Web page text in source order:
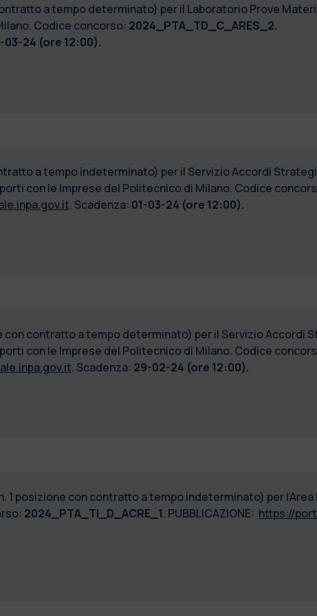
a tempo determinato) per il Laboratorio Prove
Codice concorso: 2024_PTA_TD_C_ARES_2.
03-24 (ore 12:00).
a tempo indeterminato) per il Servizio Accordi
con le Imprese del Politecnico di Milano. Codice
. Scadenza: 01-03-24 (ore 12:00).
con contratto a tempo determinato) per il Servizio Accordi
con le Imprese del Politecnico di Milano. Codice
. Scadenza: 29-02-24 (ore 12:00).
1 posizione con contratto a tempo indeterminato) per
2024_PTA_TI_D_ACRE_1. PUBBLICAZIONE: https://